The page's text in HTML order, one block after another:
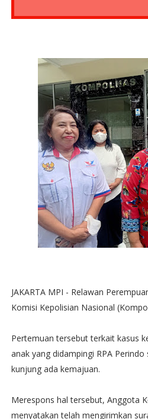
JAKARTA MPI - Relawan
Komisi Kepolisian Nasional
Pertemuan tersebut terkait kasus
anak yang didampingi RPA
kunjung ada kemajuan.
Merespons hal tersebut, Anggota
menyatakan telah mengirimkan